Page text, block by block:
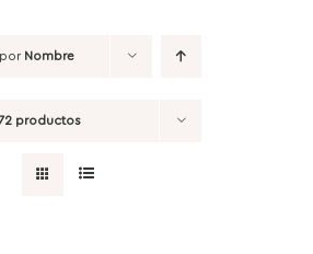
Nombre
productos